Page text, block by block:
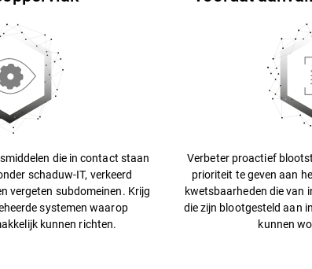
die in contact staan
schaduw-IT, verkeerd
vergeten subdomeinen. Krijg
systemen waarop
kunnen richten.
Verbeter proactief
prioriteit te geven aan
kwetsbaarheden die van
die zijn blootgesteld aan
kunnen